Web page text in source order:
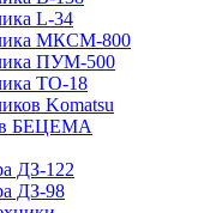
L-34
МКСМ-800
ПУМ-500
ТО-18
Komatsu
БЕЦЕМА
ДЗ-122
ДЗ-98